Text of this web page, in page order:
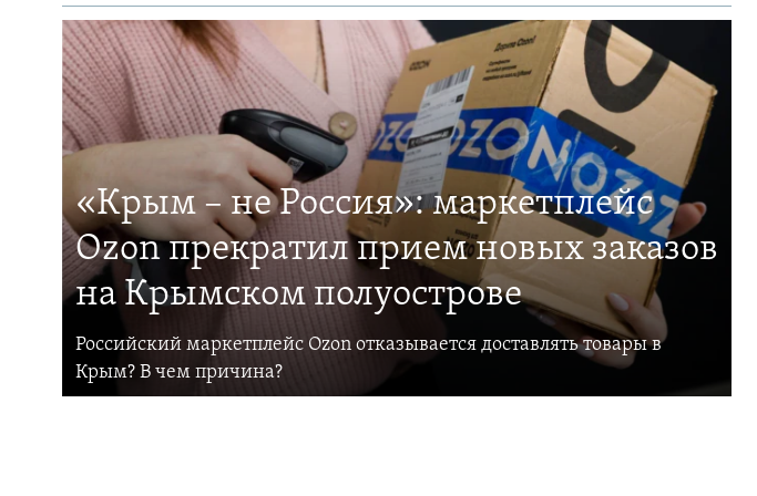
«Крым – не Россия»: маркетплейс
Ozon прекратил прием новых заказов
на Крымском полуострове
Российский маркетплейс Ozon отказывается доставлять товары в
Крым? В чем причина?